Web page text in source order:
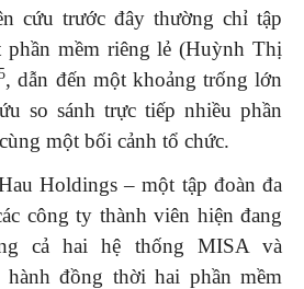
cứu trước đây thường chỉ tập
phần mềm riêng lẻ (Huỳnh Thị
, dẫn đến một khoảng trống lớn
so sánh trực tiếp nhiều phần
một bối cảnh tổ chức.
Holdings – một tập đoàn đa
công ty thành viên hiện đang
cả hai hệ thống MISA và
đồng thời hai phần mềm